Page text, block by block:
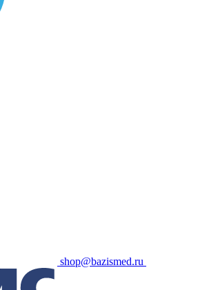
shop@bazismed.ru